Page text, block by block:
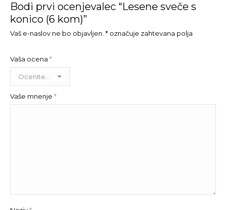
Bodi prvi ocenjevalec “Lesene sveče s
konico (6 kom)”
Vaš e-naslov ne bo objavljen. * označuje zahtevana polja
Vaša ocena *
Vaše mnenje *